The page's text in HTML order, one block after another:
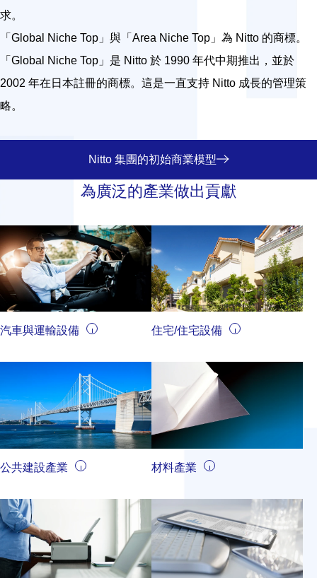
求。
「Global Niche Top」與「Area Niche Top」為 Nitto 的商標。
「Global Niche Top」是 Nitto 於 1990 年代中期推出，並於
2002 年在日本註冊的商標。這是一直支持 Nitto 成長的管理策
略。
Nitto 集團的初始商業模型
為廣泛的產業做出貢獻
汽車與運輸設備 住宅/住宅設備
公共建設產業 材料產業